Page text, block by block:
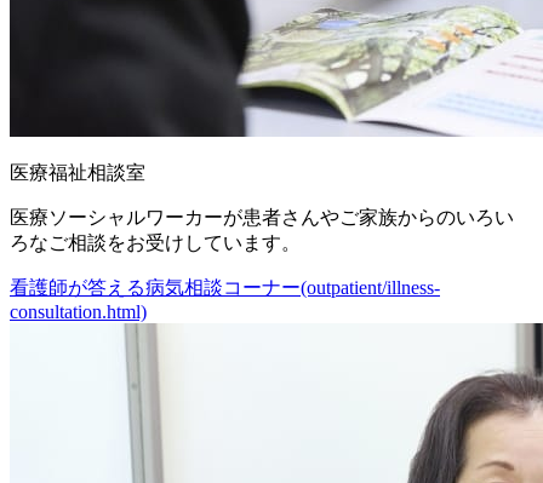
医療福祉相談室
医療ソーシャルワーカーが患者さんやご家族からのいろい
ろなご相談をお受けしています。
看護師が答える病気相談コーナー(outpatient/illness-
consultation.html)